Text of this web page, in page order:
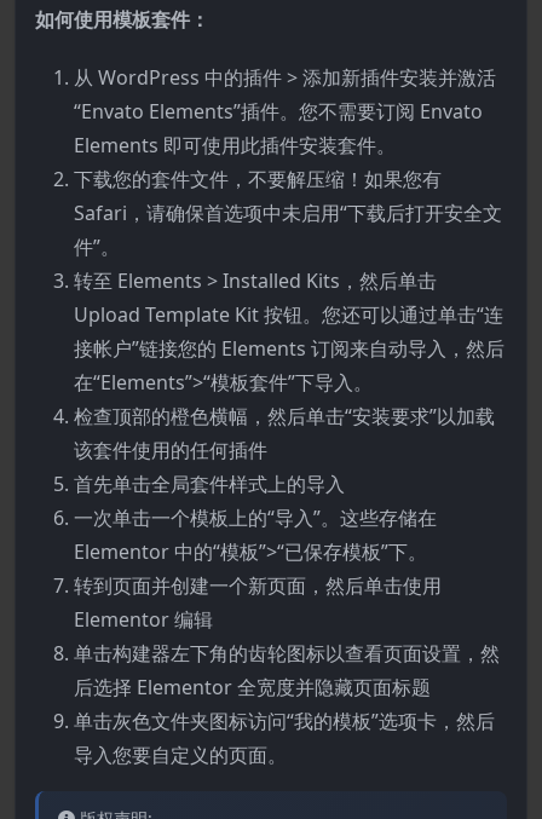
如何使用模板套件：
从 WordPress 中的插件 > 添加新插件安装并激活
“Envato Elements”插件。您不需要订阅 Envato
Elements 即可使用此插件安装套件。
下载您的套件文件，不要解压缩！如果您有
Safari，请确保首选项中未启用“下载后打开安全文
件”。
转至 Elements > Installed Kits，然后单击
Upload Template Kit 按钮。您还可以通过单击“连
接帐户”链接您的 Elements 订阅来自动导入，然后
在“Elements”>“模板套件”下导入。
检查顶部的橙色横幅，然后单击“安装要求”以加载
该套件使用的任何插件
首先单击全局套件样式上的导入
一次单击一个模板上的“导入”。这些存储在
Elementor 中的“模板”>“已保存模板”下。
转到页面并创建一个新页面，然后单击使用
Elementor 编辑
单击构建器左下角的齿轮图标以查看页面设置，然
后选择 Elementor 全宽度并隐藏页面标题
单击灰色文件夹图标访问“我的模板”选项卡，然后
导入您要自定义的页面。